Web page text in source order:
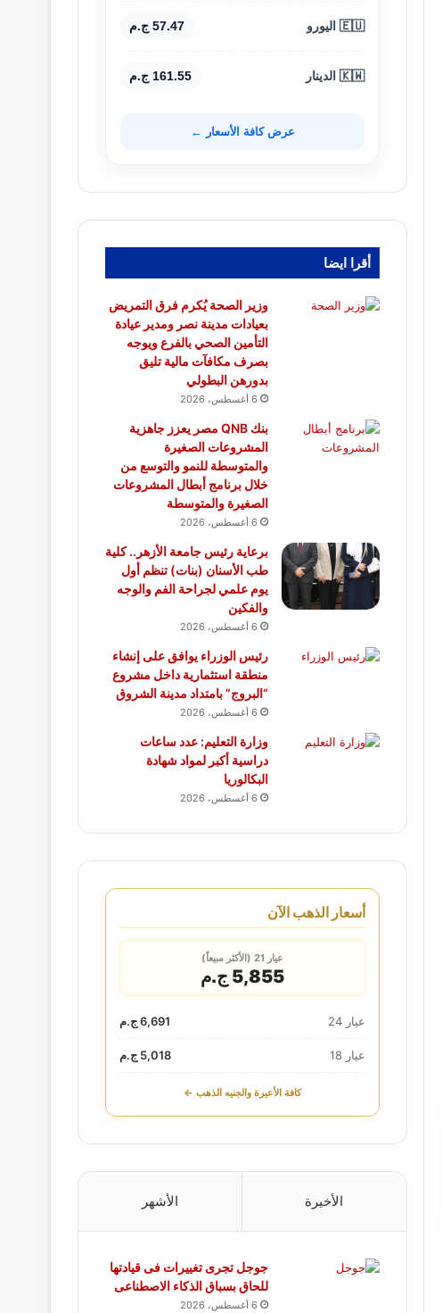
🇪🇺 اليورو 57.47 ج.م
🇰🇼 الدينار 161.55 ج.م
عرض كافة الأسعار ←
أقرا ايضا
وزير الصحة يُكرم فرق التمريض
بعيادات مدينة نصر ومدير عيادة
التأمين الصحي بالفرع ويوجه
بصرف مكافآت مالية تليق
بدورهن البطولي
6 أغسطس، 2026
بنك QNB مصر يعزز جاهزية
المشروعات الصغيرة
والمتوسطة للنمو والتوسع من
خلال برنامج أبطال المشروعات
الصغيرة والمتوسطة
6 أغسطس، 2026
برعاية رئيس جامعة الأزهر.. كلية
طب الأسنان (بنات) تنظم أول
يوم علمي لجراحة الفم والوجه
والفكين
6 أغسطس، 2026
رئيس الوزراء يوافق على إنشاء
منطقة استثمارية داخل مشروع
“البروج” بامتداد مدينة الشروق
6 أغسطس، 2026
وزارة التعليم: عدد ساعات
دراسية أكبر لمواد شهادة
البكالوريا
6 أغسطس، 2026
أسعار الذهب الآن
عيار 21 (الأكثر مبيعاً)
5,855 ج.م
عيار 24 6,691 ج.م
عيار 18 5,018 ج.م
كافة الأعيرة والجنيه الذهب ←
الأخيرة الأشهر
جوجل تجرى تغييرات فى قيادتها
للحاق بسباق الذكاء الاصطناعى
6 أغسطس، 2026